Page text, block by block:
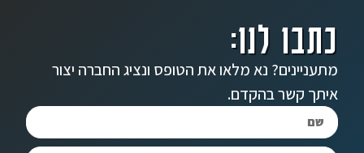
כתבו לנו:
מתעניינים? נא מלאו את הטופס ונציג החברה יצור
איתך קשר בהקדם.